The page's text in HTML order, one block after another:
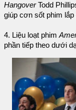
HangoverTodd
giúp cơn sốt phim
4. Liệu loạt phim
phần tiếp theo dưới